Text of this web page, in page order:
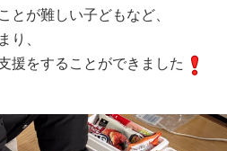
とが難しい子どもなど、
り、
援をすることができました